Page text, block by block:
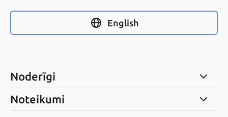
English
Noderīgi
Noteikumi